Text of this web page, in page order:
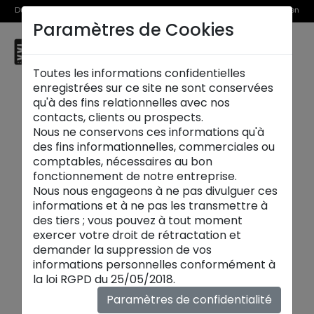
Du 1er au 31 août, découvrez >> nos Offres Spéciales et l’Offre Reprise en
magasin
Salles à manger
Bienvenue dans l'univers dessalles à manger
Paramètres de Cookies
Toutes les informations confidentielles
enregistrées sur ce site ne sont conservées
qu'à des fins relationnelles avec nos
contacts, clients ou prospects.
Nous ne conservons ces informations qu'à
des fins informationnelles, commerciales ou
comptables, nécessaires au bon
fonctionnement de notre entreprise.
Nous nous engageons à ne pas divulguer ces
informations et à ne pas les transmettre à
des tiers ; vous pouvez à tout moment
exercer votre droit de rétractation et
demander la suppression de vos
informations personnelles conformément à
la loi RGPD du 25/05/2018.
Paramètres de confidentialité